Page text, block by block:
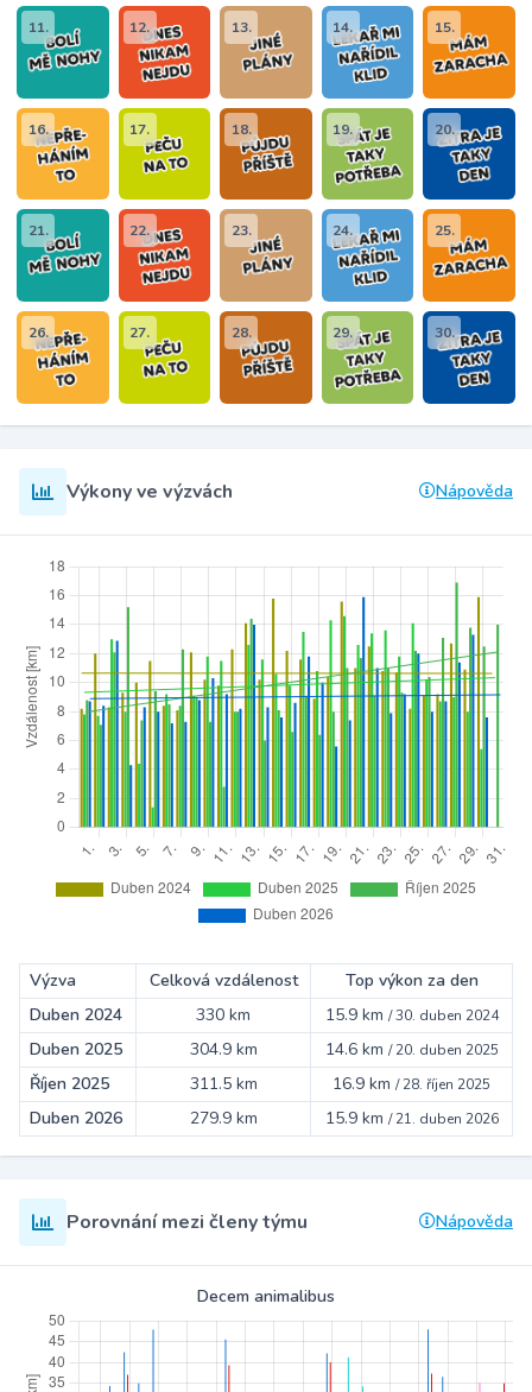
11. 12. 13. 14. 15.
16. 17. 18. 19. 20.
21. 22. 23. 24. 25.
26. 27. 28. 29. 30.
Výkony ve výzvách Nápověda
Výzva Celková vzdálenost
Top výkon za den
Duben 2024
330 km 15.9 km /30. duben 2024
Duben 2025 304.9 km 14.6 km /20. duben 2025
Říjen 2025 311.5 km 16.9 km /28. říjen 2025
Duben 2026 279.9 km 15.9 km /21. duben 2026
Porovnání mezi členy týmu Nápověda
Decem animalibus